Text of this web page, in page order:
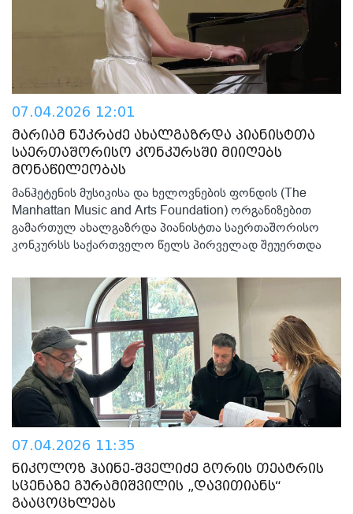
07.04.2026 12:01
მარიამ ნუკრაძე ახალგაზრდა პიანისტთა
საერთაშორისო კონკურსში მიიღებს
მონაწილეობას
მანჰეტენის მუსიკისა და ხელოვნების ფონდის (The
Manhattan Music and Arts Foundation) ორგანიზებით
გამართულ ახალგაზრდა პიანისტთა საერთაშორისო
კონკურსს საქართველო წელს პირველად შეუერთდა
07.04.2026 11:35
ნიკოლოზ ჰაინე-შველიძე გორის თეატრის
სცენაზე გურამიშვილის „დავითიანს“
გააცოცხლებს